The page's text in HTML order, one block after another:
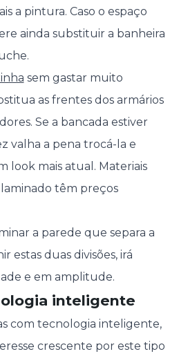
a pintura. Caso o espaço
ainda substituir a banheira
sem gastar muito
as frentes dos armários
Se a bancada estiver
valha a pena trocá-la e
look mais atual. Materiais
têm preços
a parede que separa a
estas duas divisões, irá
e em amplitude.
inteligente
com tecnologia inteligente,
crescente por este tipo